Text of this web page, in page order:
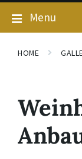
Menu
HOME